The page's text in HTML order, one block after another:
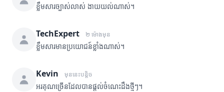
ខ្លឹមសារច្បាស់លាស់ ងាយយល់ណាស់។
TechExpert ២ ម៉ោងមុន
ខ្លឹមសារមានប្រយោជន៍ខ្លាំងណាស់។
Kevin មុននេះបន្តិច
អរគុណច្រើនដែលបានផ្តល់ចំណេះដឹងថ្មីៗ។